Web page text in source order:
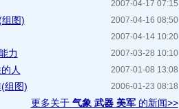
2007-04-17 07:15
2007-04-16 08:50
图)
2007-04-14 10:20
2007-03-28 10:10
力
2007-01-08 13:08
人
2006-01-23 08:18
组图)
更多关于 气象 武器 美军的新闻>>